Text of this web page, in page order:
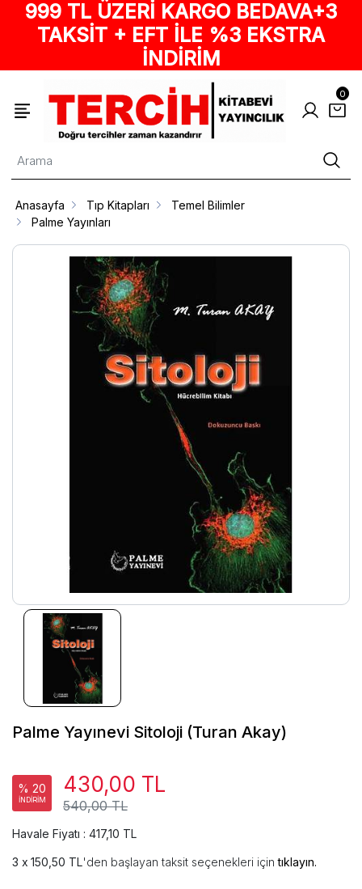
999 TL ÜZERİ KARGO BEDAVA+3
TAKSİT + EFT İLE %3 EKSTRA
İNDİRİM
0
Anasayfa Tıp Kitapları
Temel Bilimler
Palme Yayınları
Palme Yayınevi Sitoloji (Turan Akay)
% 20
İNDİRİM 540,00 TL
430,00 TL
Havale Fiyatı : 417,10 TL
150,50 TL'den başlayan taksit seçenekleri içintıklayın.